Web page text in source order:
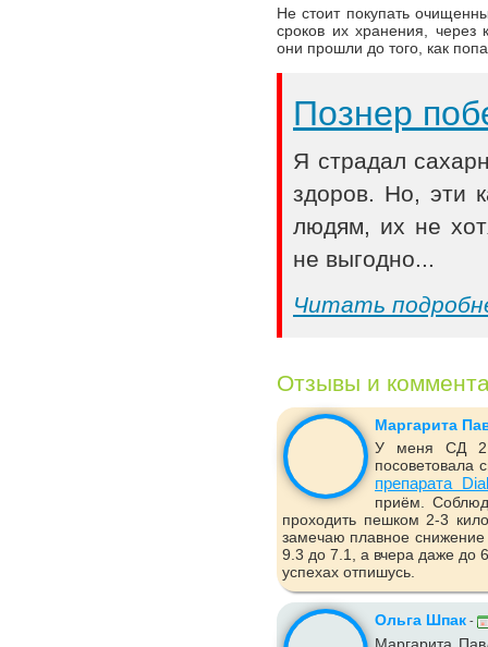
Не стоит покупать
сроков их хранения, через
они прошли до того, как
Познер
Я страдал
здоров. Но, эти
людям, их не
не выгодно...
Читать
Отзывы и
Маргарита
У меня СД 2
посоветовала
препарата
приём.
проходить пешком 2-3
замечаю плавное снижение
9.3 до 7.1, а вчера даже до
успехах отпишусь.
Ольга Шпак -